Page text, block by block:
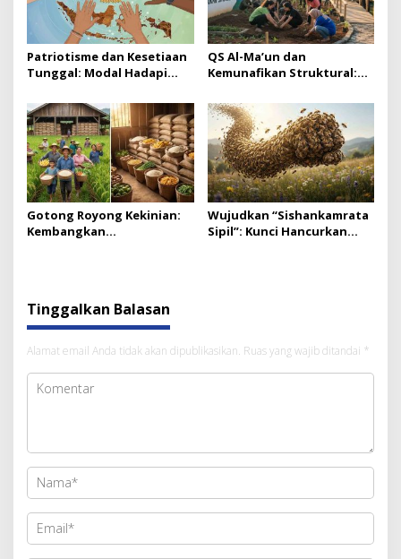
Patriotisme dan Kesetiaan
Tunggal: Modal Hadapi
QS Al-Ma’un dan
Kemunafikan Struktural:
Simbolik yang Abai
Keadilan
Gotong Royong Kekinian:
Kembangkan
Wujudkan “Sishankamrata
Sipil”: Kunci Hancurkan
Tinggalkan Balasan
Alamat email Anda tidak akan dipublikasikan. Ruas yang wajib ditandai *